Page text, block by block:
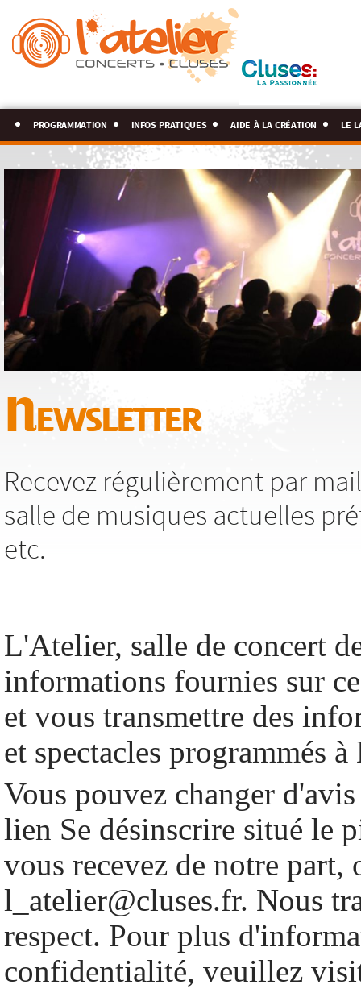
programmation infos pratiques aide à la création le
Newsletter
Recevez régulièrement par
salle de musiques actuelles
etc.
L'Atelier, salle de concert
informations fournies sur
et vous transmettre des
et spectacles programmés
Vous pouvez changer
lien Se désinscrire situé le
vous recevez de notre part,
l_atelier@cluses.fr. Nous
respect. Pour plus
confidentialité, veuillez